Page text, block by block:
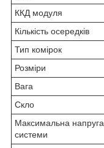
ККД модуля
Кількість осередків
Тип комірок
Розміри
Вага
Скло
Максимальна напруга
системи